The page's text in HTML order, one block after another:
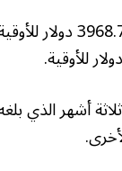
وانخفض الذهب في
أشهر الذي